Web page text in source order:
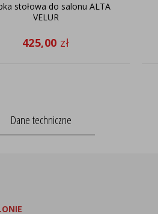
stołowa do salonu ALTA
VELUR
425,00 zł
Dane techniczne